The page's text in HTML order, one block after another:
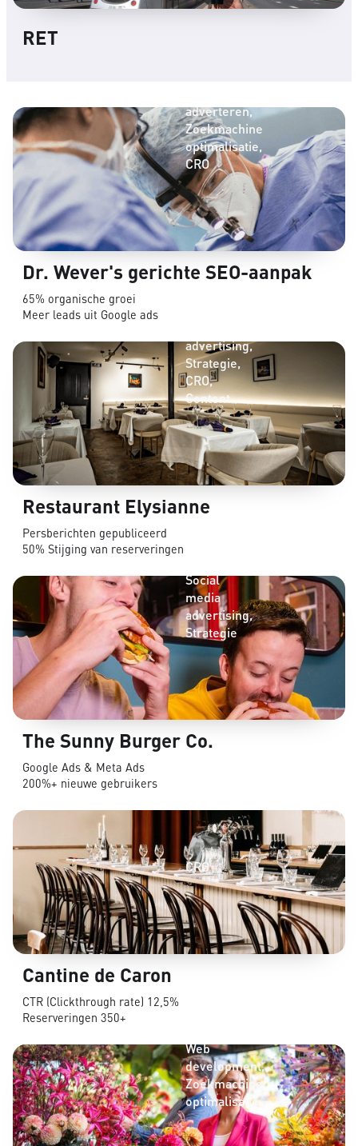
RET
adverteren
Zoekmachine
optimalisatie
CRO
Dr. Wever's gerichte SEO-aanpak
65% organische groei
Meer leads uit Google ads
advertising
Strategie
CRO
Content
Restaurant Elysianne
Persberichten gepubliceerd
50% Stijging van reserveringen
Social
media
advertising
Strategie
The Sunny Burger Co.
Google Ads & Meta Ads
200%+ nieuwe gebruikers
CRO
Cantine de Caron
CTR (Clickthrough rate) 12,5%
Reserveringen 350+
Web
development
Zoekmachine
optimalisatie